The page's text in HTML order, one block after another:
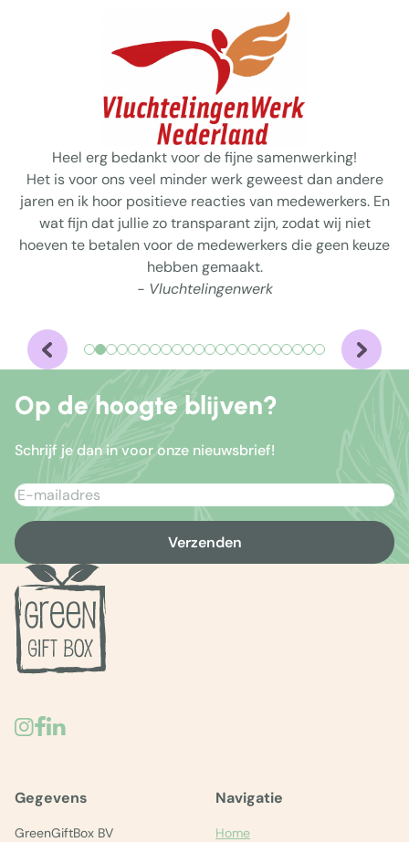
Heel erg bedankt voor de fijne samenwerking!
Het is voor ons veel minder werk geweest dan andere
jaren en ik hoor positieve reacties van medewerkers. En
wat fijn dat jullie zo transparant zijn, zodat wij niet
hoeven te betalen voor de medewerkers die geen keuze
hebben gemaakt.
- Vluchtelingenwerk
Op de hoogte blijven?
Schrijf je dan in voor onze nieuwsbrief!
Verzenden
Gegevens
GreenGiftBox BV
Navigatie
Home